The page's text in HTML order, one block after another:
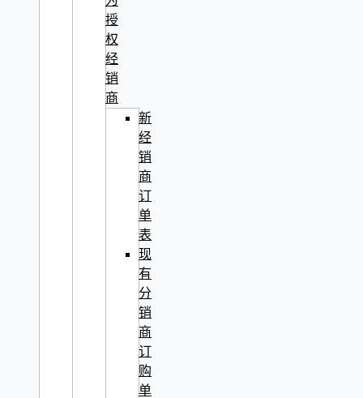
授
权
经
销
商
新
经
销
商
订
单
表
现
有
分
销
商
订
购
单